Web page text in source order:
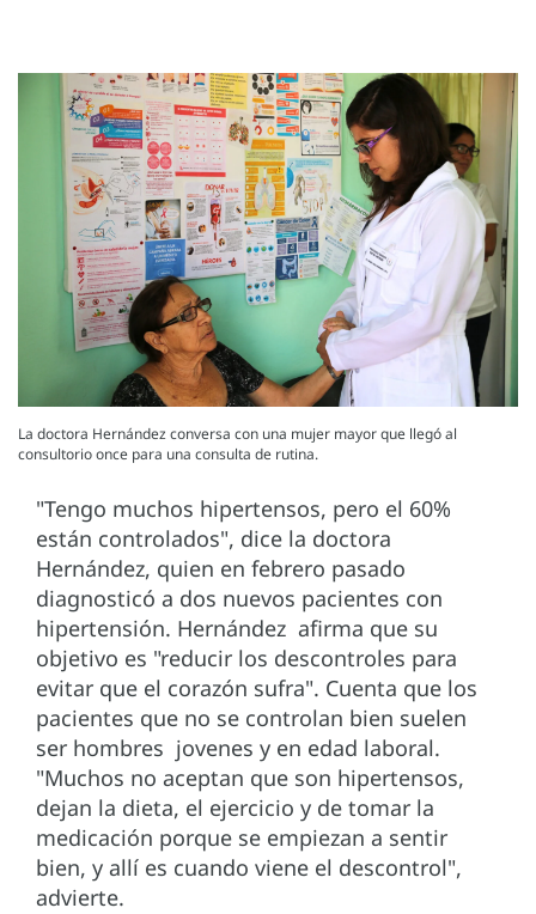
La doctora Hernández conversa con una mujer mayor que llegó al
consultorio once para una consulta de rutina.
"Tengo muchos hipertensos, pero el 60%
están controlados", dice la doctora
Hernández, quien en febrero pasado
diagnosticó a dos nuevos pacientes con
hipertensión. Hernández afirma que su
objetivo es "reducir los descontroles para
evitar que el corazón sufra". Cuenta que los
pacientes que no se controlan bien suelen
ser hombres jovenes y en edad laboral.
"Muchos no aceptan que son hipertensos,
dejan la dieta, el ejercicio y de tomar la
medicación porque se empiezan a sentir
bien, y allí es cuando viene el descontrol",
advierte.